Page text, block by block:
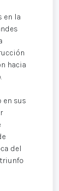
en la
hacia
sus
del